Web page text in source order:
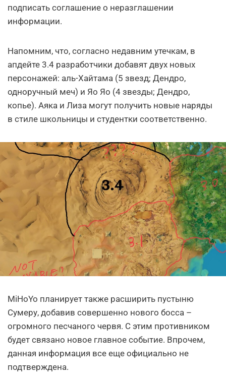
подписать соглашение о неразглашении
информации.
Напомним, что, согласно недавним утечкам, в
апдейте 3.4 разработчики добавят двух новых
персонажей: аль-Хайтама (5 звезд; Дендро,
одноручный меч) и Яо Яо (4 звезды; Дендро,
копье). Аяка и Лиза могут получить новые наряды
в стиле школьницы и студентки соответственно.
MiHoYo планирует также расширить пустыню
Сумеру, добавив совершенно нового босса –
огромного песчаного червя. С этим противником
будет связано новое главное событие. Впрочем,
данная информация все еще официально не
подтверждена.